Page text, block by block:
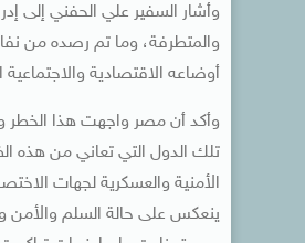
وأشار السفير علي الحفني إلى
والمتطرفة، وما تم رصده من
أوضاعه الاقتصادية والاجتماعية
وأكد أن مصر واجهت هذا الخطر
تلك الدول التي تعاني من هذه
الأمنية والعسكرية لجهات
ينعكس على حالة السلم والأمن